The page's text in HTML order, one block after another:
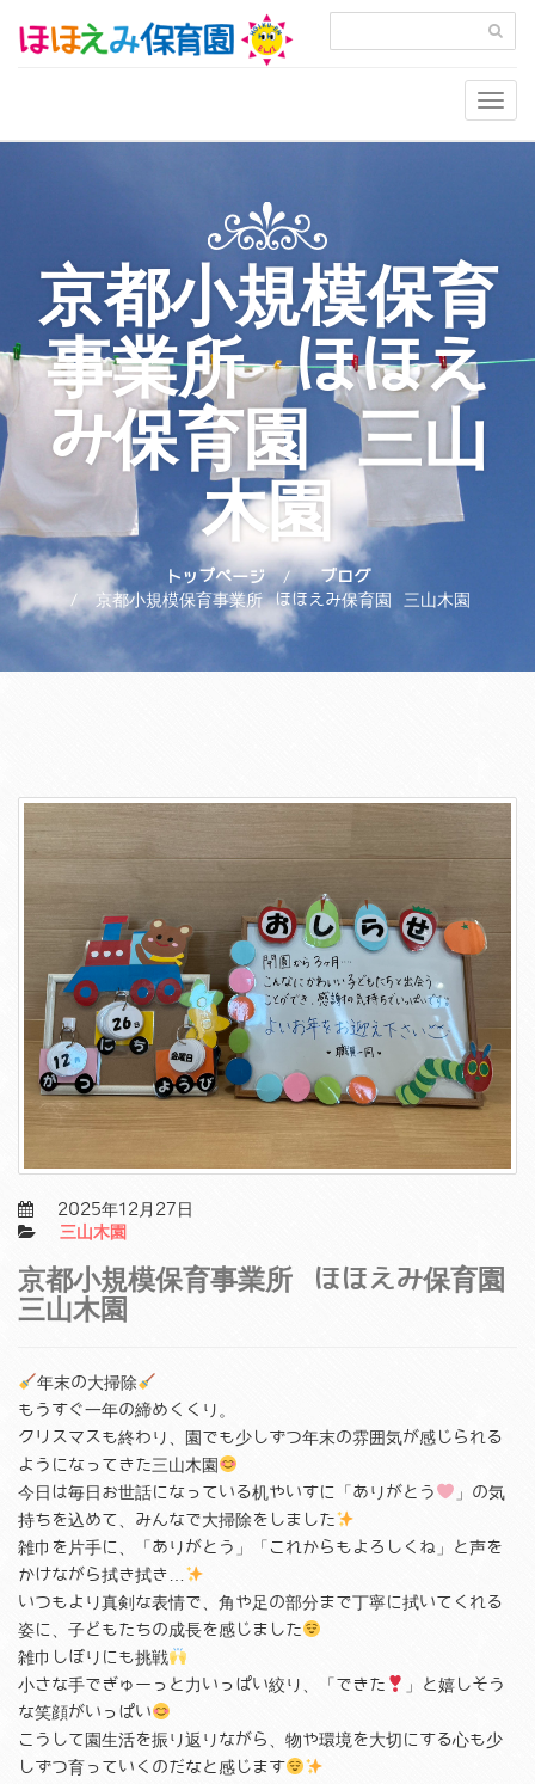
京都小規模保育
事業所 ほほえ
み保育園 三山
木園
トップページ
ブログ
京都小規模保育事業所 ほほえみ保育園 三山木園
2025年12月27日
三山木園
京都小規模保育事業所 ほほえみ保育園
三山木園
年末の大掃除
もうすぐ一年の締めくくり。
クリスマスも終わり、園でも少しずつ年末の雰囲気が感じられる
ようになってきた三山木園
今日は毎日お世話になっている机やいすに「ありがとう
」の気
持ちを込めて、みんなで大掃除をしました
雑巾を片手に、「ありがとう」「これからもよろしくね」と声を
かけながら拭き拭き…
いつもより真剣な表情で、角や足の部分まで丁寧に拭いてくれる
姿に、子どもたちの成長を感じました
雑巾しぼりにも挑戦
小さな手でぎゅーっと力いっぱい絞り、「できた
」と嬉しそう
な笑顔がいっぱい
こうして園生活を振り返りながら、物や環境を大切にする心も少
しずつ育っていくのだなと感じます